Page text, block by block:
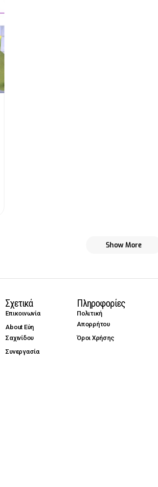
Show More
Σχετικά
Επικοινωνία
About Εύη
Σαχινίδου
Συνεργασία
Πληροφορίες
Πολιτική
Απορρήτου
Όροι Χρήσης